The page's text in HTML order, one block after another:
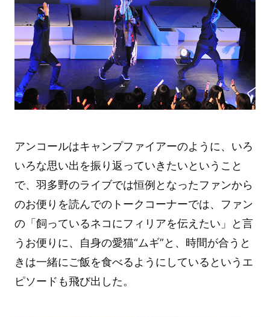
アンコールはキャンプファイアーのように、いろ
いろな思い出を振り返っていきたいということ
で、羽多野のライブでは恒例となったファンから
のお便りを読んでのトークコーナーでは、ファン
の「飼っているネコにフィリアを伝えたい」と言
うお便りに、自身の愛猫“ムギ”と、時間が合うと
きは一緒にご飯を食べるようにしているというエ
ピソードも飛び出した。